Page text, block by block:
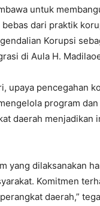
untuk
dari praktik
Korupsi
di Aula H.
upaya pencegahan
program
daerah menjadikan
yang dilaksanakan
Komitmen
daerah,”